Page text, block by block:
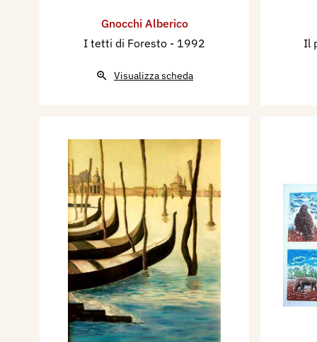
Soncino (CR), con il
- Galleria La Spadarina,
Bagnacavallo (RA) -2010.
- Stand Mostra mercato,
Bagnacavallo (RA) - 2011.
- Centro Culturale Lucania,
- EX Chiesa Parco Magni,
patrocinio del Comune.
- Centro culturale
grafiche).
- Mostra del mini quadro,
- Premiati Galleria Eustachi,
Gnocchi Alberico
I tetti di Foresto - 1992
Visualizza scheda
Il